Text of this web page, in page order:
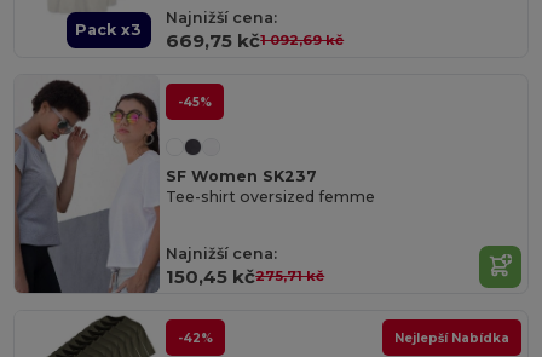
Pack x3
Najnižší cena:
669,75 kč1 092,69 kč
-45%
SF Women SK237
Tee-shirt oversized femme
Najnižší cena:
150,45 kč275,71 kč
-42% Nejlepší Nabídka